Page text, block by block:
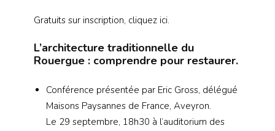
Gratuits sur inscription, cliquez ici.
L’architecture traditionnelle du
Rouergue : comprendre pour restaurer.
Conférence présentée par Eric Gross, délégué
Maisons Paysannes de France, Aveyron.
Le 29 septembre, 18h30 à l’auditorium des